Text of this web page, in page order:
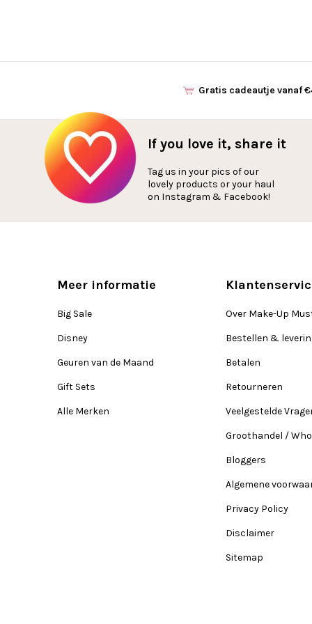
Gratis cadeautje vanaf
If you love it, share it
Tag us in your pics of our
lovely products or your haul
on Instagram & Facebook!
Meer informatie
Big Sale
Disney
Geuren van de Maand
Gift Sets
Alle Merken
Over Make-Up
Bestellen &
Betalen
Retourneren
Veelgestelde
Groothandel /
Bloggers
Algemene
Privacy Policy
Disclaimer
Sitemap